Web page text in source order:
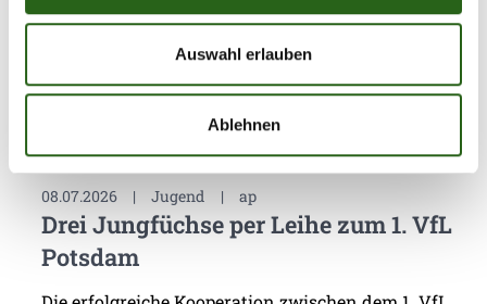
Auswahl erlauben
Ablehnen
präsentierte sich die Handballschule das erste Mal
in Füchse Town.
08.07.2026 | Jugend | ap
Drei Jungfüchse per Leihe zum 1. VfL
Potsdam